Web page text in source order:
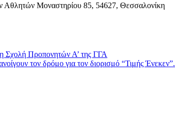
Αθλητών Μοναστηρίου 85, 54627, Θεσσαλονίκη
Σχολή Προπονητών Α’ της ΓΓΑ
τον δρόμο για τον διορισμό “Τιμής Ένεκεν”.